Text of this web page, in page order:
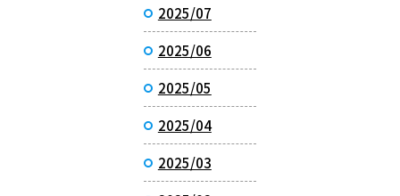
2025/07
2025/06
2025/05
2025/04
2025/03